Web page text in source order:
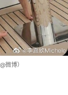
微博）